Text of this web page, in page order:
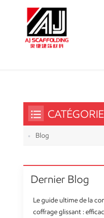
Blog
Dernier Blog
Le guide ultime de la
coffrage glissant :